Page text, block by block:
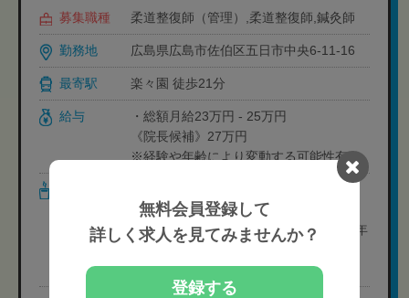
募集職種 柔道整復師（管理）,柔道整復師,鍼灸師
勤務地 広島県広島市佐伯区五日市中央6-11-16
最寄駅 楽々園 徒歩21分
給与
・総額月給23万円 - 25万円
《院長候補》27万円
※経験や年齢により変動する可能性有り
・曜日: 日曜+他1日(シフト制)
・その他長期休暇:夏季休暇(3日)・年末年
・有給休暇
無料会員登録して
詳しく求人を見てみませんか？
登録する